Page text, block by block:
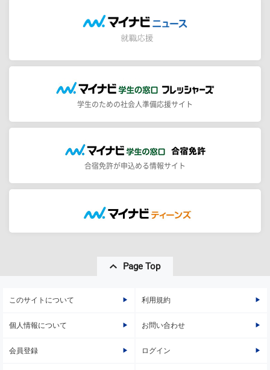
学生のための社会人準備応援サイト
合宿免許が申込める情報サイト
Page Top
このサイトについて 利用規約
個人情報について お問い合わせ
会員登録 ログイン